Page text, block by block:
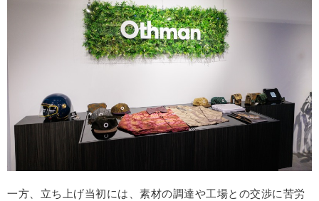
一方、立ち上げ当初には、素材の調達や工場との交渉に苦労